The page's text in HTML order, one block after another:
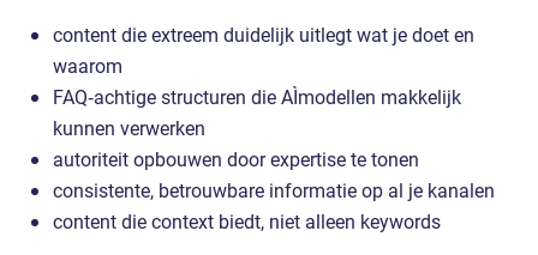
content die extreem duidelijk uitlegt wat je doet en
waarom
FAQ‑achtige structuren die AI‑modellen makkelijk
kunnen verwerken
autoriteit opbouwen door expertise te tonen
consistente, betrouwbare informatie op al je kanalen
content die context biedt, niet alleen keywords